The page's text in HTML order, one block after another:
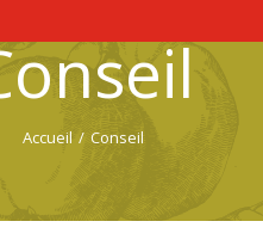
Accueil / Conseil